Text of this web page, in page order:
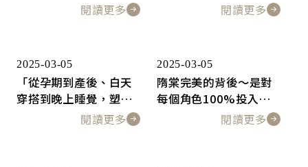
閱讀更多
閱讀更多
2025-03-05
「從孕期到產後、白天
穿搭到晚上睡覺，塑身
商品不離身！」時尚攝
影師小貓「顯瘦塑身穿
閱讀更多
2025-03-05
隋棠完美的背後～是對
每個角色100%投入，
由內到外努力做好！
閱讀更多